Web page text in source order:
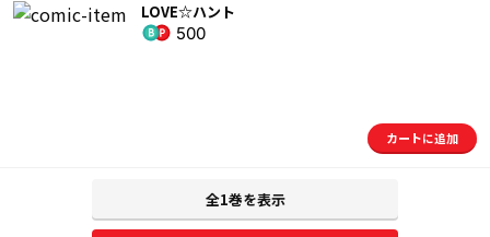
LOVE☆ハント
500
カートに追加
全1巻を表示